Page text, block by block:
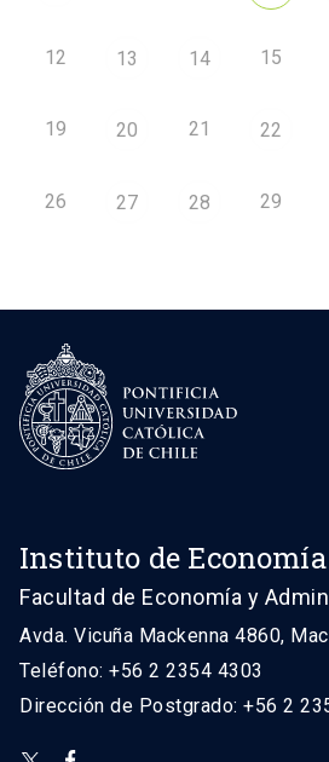
12 13 14 15
19 20 21 22
26 27 28 29
Instituto de Economía
Facultad de Economía y
Avda. Vicuña Mackenna 4860,
Teléfono: +56 2 2354 4303
Dirección de Postgrado: +56 2